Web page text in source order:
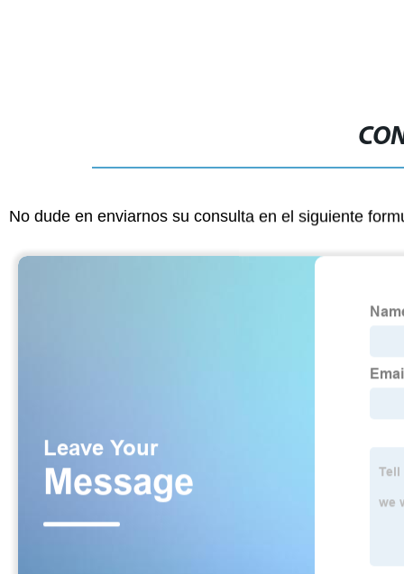
No dude en enviarnos su consulta en el siguiente